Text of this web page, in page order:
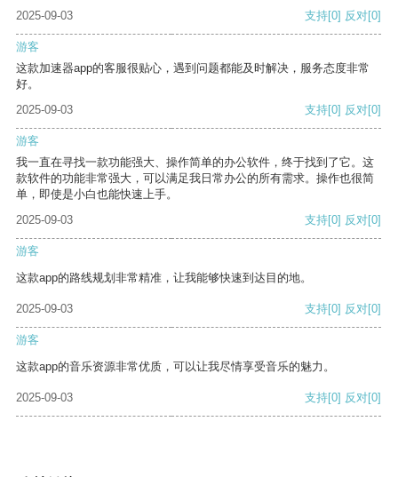
2025-09-03
支持[0] 反对[0]
游客
这款加速器app的客服很贴心，遇到问题都能及时解决，服务态度非常
好。
2025-09-03
支持[0] 反对[0]
游客
我一直在寻找一款功能强大、操作简单的办公软件，终于找到了它。这
款软件的功能非常强大，可以满足我日常办公的所有需求。操作也很简
单，即使是小白也能快速上手。
2025-09-03
支持[0] 反对[0]
游客
这款app的路线规划非常精准，让我能够快速到达目的地。
2025-09-03 支持[0] 反对[0]
游客
这款app的音乐资源非常优质，可以让我尽情享受音乐的魅力。
2025-09-03 支持[0] 反对[0]